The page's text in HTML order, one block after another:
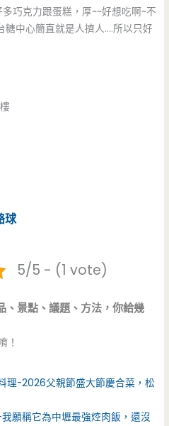
巧克力跟蛋糕，厚~~好想吃啊~不
中心簡直就是人擠人….所以只好
球
5/5 - (1 vote)
、景點、議題、方法，你給幾
！
理-2026父親節盛大節慶合菜，松
願稱它為中壢最強焢肉飯，還沒